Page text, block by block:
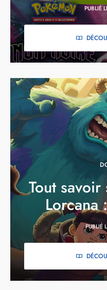
PUBLIÉ
Tout
Lorcana
PUBLIÉ